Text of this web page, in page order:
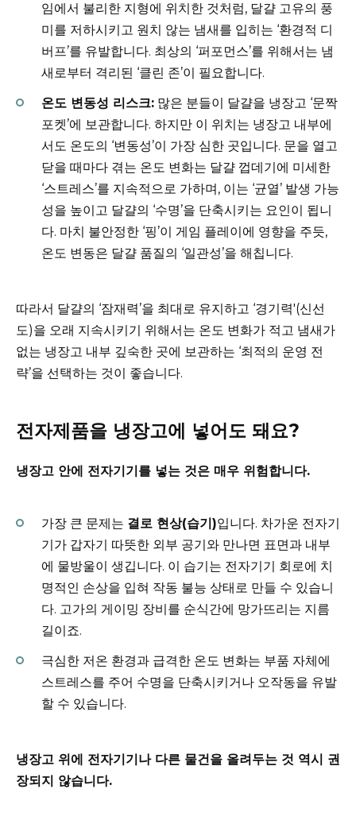
임에서 불리한 지형에 위치한 것처럼, 달걀 고유의 풍
미를 저하시키고 원치 않는 냄새를 입히는 ‘환경적 디
버프’를 유발합니다. 최상의 ‘퍼포먼스’를 위해서는 냄
새로부터 격리된 ‘클린 존’이 필요합니다.
온도 변동성 리스크: 많은 분들이 달걀을 냉장고 ‘문짝
포켓’에 보관합니다. 하지만 이 위치는 냉장고 내부에
서도 온도의 ‘변동성’이 가장 심한 곳입니다. 문을 열고
닫을 때마다 겪는 온도 변화는 달걀 껍데기에 미세한
‘스트레스’를 지속적으로 가하며, 이는 ‘균열’ 발생 가능
성을 높이고 달걀의 ‘수명’을 단축시키는 요인이 됩니
다. 마치 불안정한 ‘핑’이 게임 플레이에 영향을 주듯,
온도 변동은 달걀 품질의 ‘일관성’을 해칩니다.
따라서 달걀의 ‘잠재력’을 최대로 유지하고 ‘경기력'(신선
도)을 오래 지속시키기 위해서는 온도 변화가 적고 냄새가
없는 냉장고 내부 깊숙한 곳에 보관하는 ‘최적의 운영 전
략’을 선택하는 것이 좋습니다.
전자제품을 냉장고에 넣어도 돼요?
냉장고 안에 전자기기를 넣는 것은 매우 위험합니다.
가장 큰 문제는 결로 현상(습기)입니다. 차가운 전자기
기가 갑자기 따뜻한 외부 공기와 만나면 표면과 내부
에 물방울이 생깁니다. 이 습기는 전자기기 회로에 치
명적인 손상을 입혀 작동 불능 상태로 만들 수 있습니
다. 고가의 게이밍 장비를 순식간에 망가뜨리는 지름
길이죠.
극심한 저온 환경과 급격한 온도 변화는 부품 자체에
스트레스를 주어 수명을 단축시키거나 오작동을 유발
할 수 있습니다.
냉장고 위에 전자기기나 다른 물건을 올려두는 것 역시 권
장되지 않습니다.